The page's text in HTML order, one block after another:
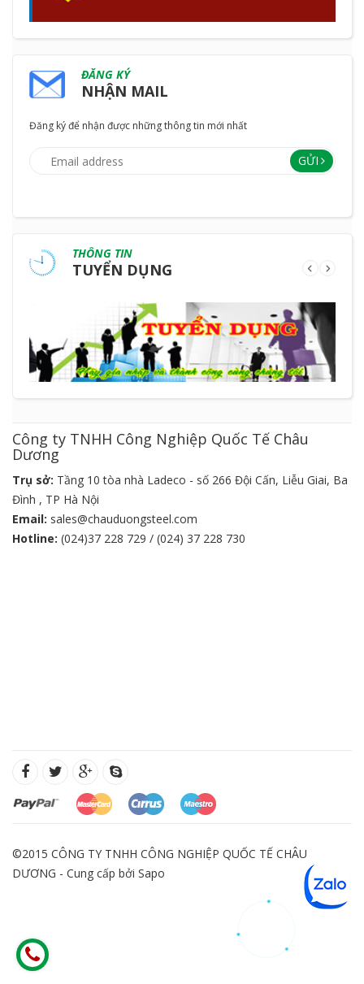
ĐĂNG KÝ
NHẬN MAIL
Đăng ký để nhận được những thông tin mới nhất
GỬI
THÔNG TIN
TUYỂN DỤNG
Công ty TNHH Công Nghiệp Quốc Tế Châu
Dương
Trụ sở: Tầng 10 tòa nhà Ladeco - số 266 Đội Cấn, Liễu Giai, Ba
Đình , TP Hà Nội
Email: sales@chauduongsteel.com
Hotline: (024)37 228 729 / (024) 37 228 730
©2015 CÔNG TY TNHH CÔNG NGHIỆP QUỐC TẾ CHÂU
DƯƠNG - Cung cấp bởi Sapo